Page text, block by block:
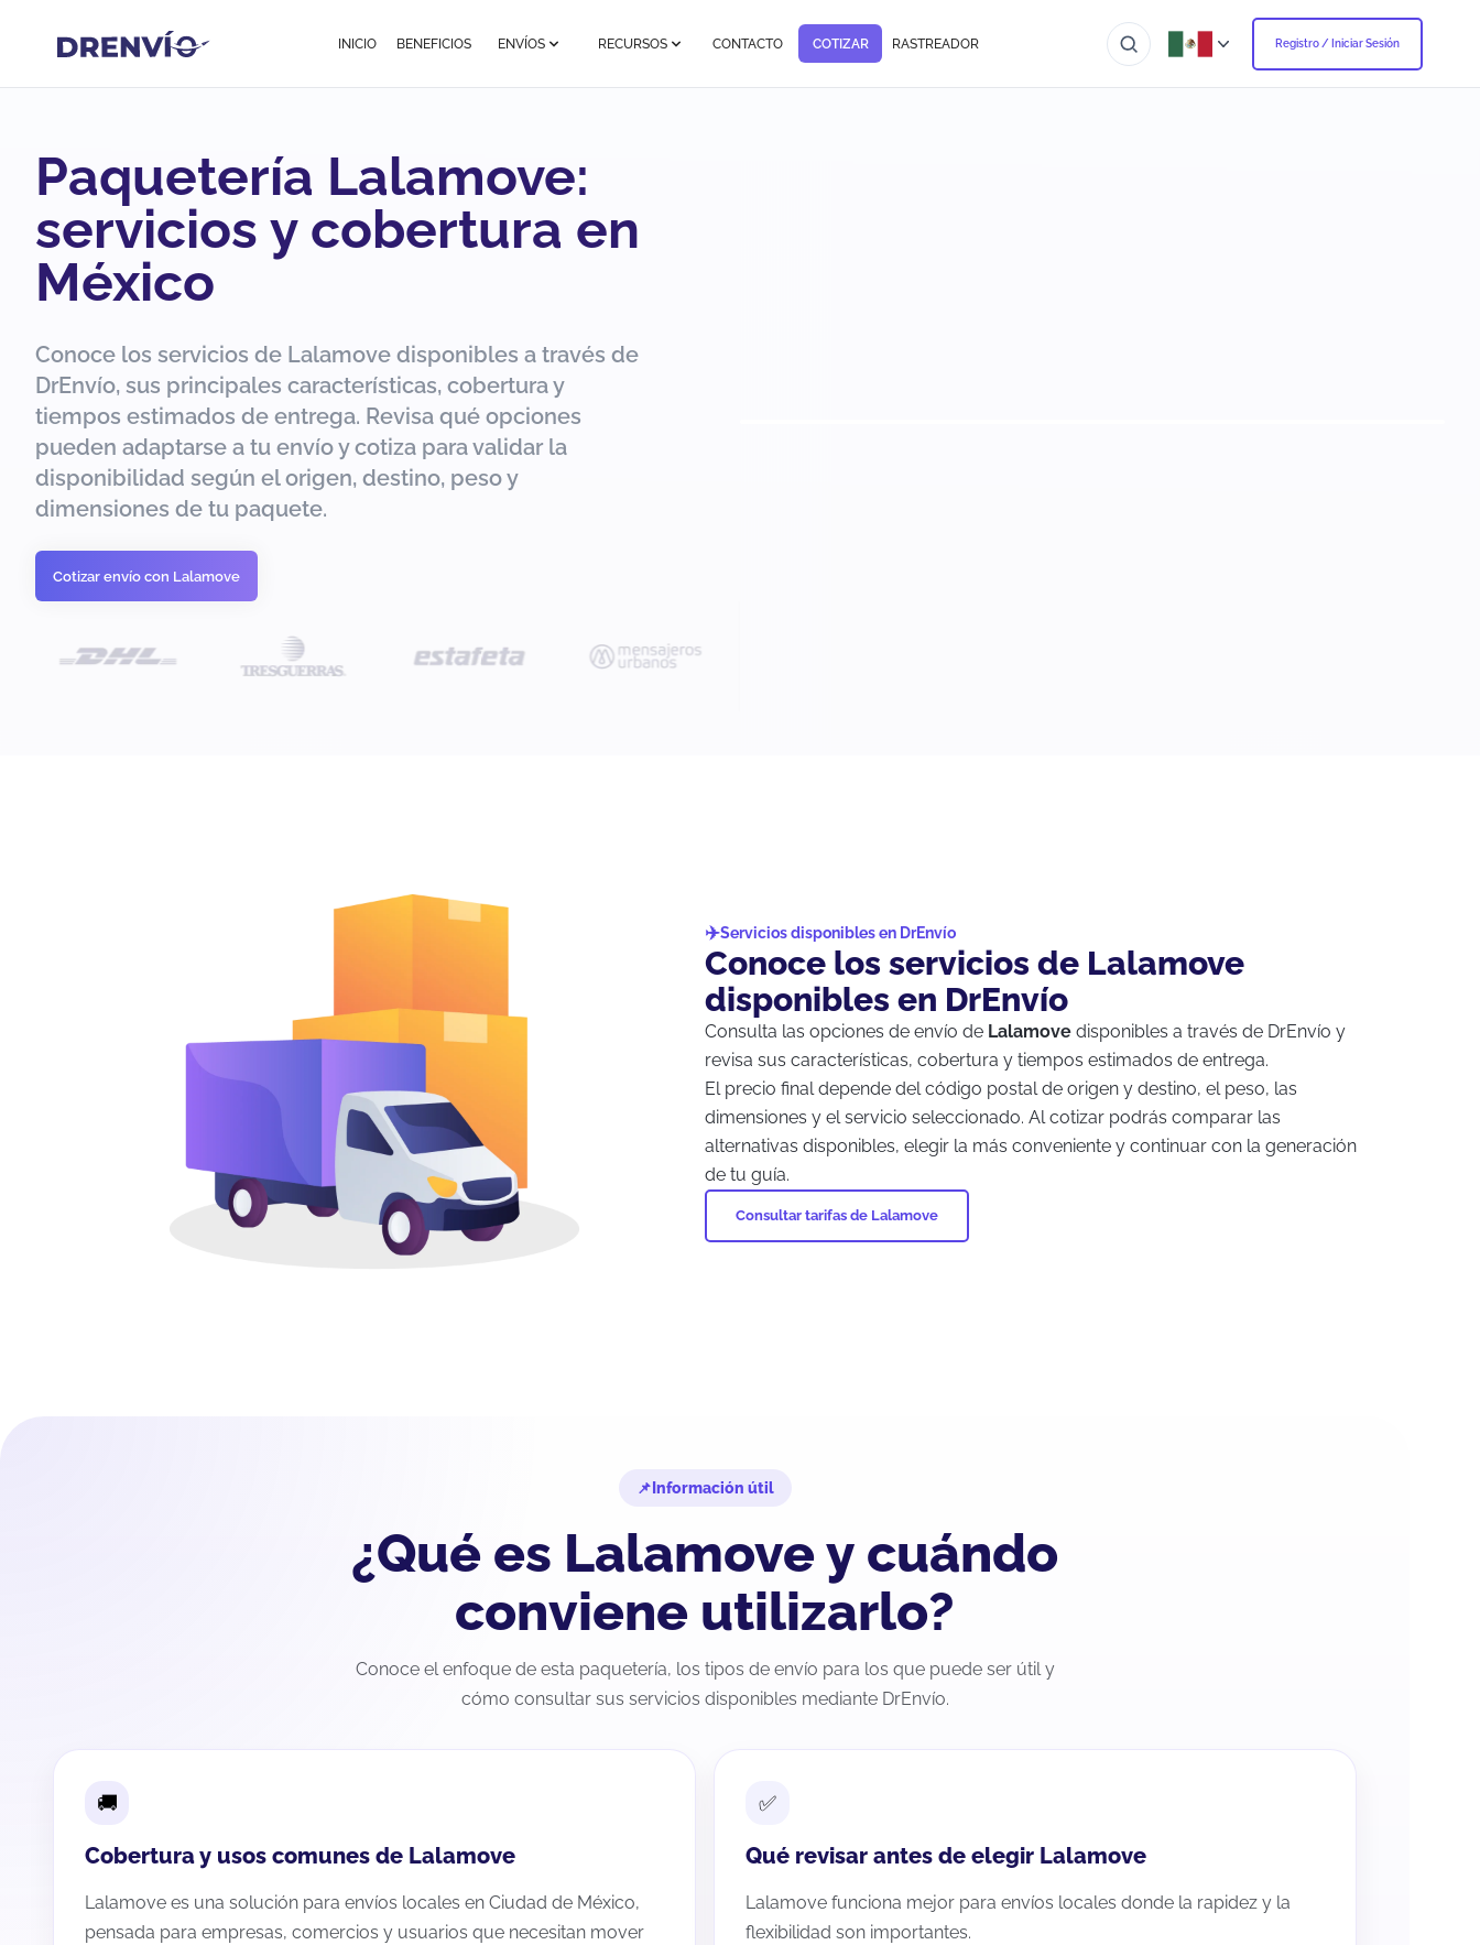
INICIO BENEFICIOS ENVÍOS RECURSOS CONTACTO COTIZAR RASTREADOR Registro / Iniciar Sesión
Paquetería Lalamove:
servicios y cobertura en
México
Conoce los servicios de Lalamove disponibles a través de
DrEnvío, sus principales características, cobertura y
tiempos estimados de entrega. Revisa qué opciones
pueden adaptarse a tu envío y cotiza para validar la
disponibilidad según el origen, destino, peso y
dimensiones de tu paquete.
Cotizar envío con Lalamove
Servicios disponibles en DrEnvío
Conoce los servicios de Lalamove
disponibles en DrEnvío
Consulta las opciones de envío de Lalamove disponibles a través de DrEnvío y
revisa sus características, cobertura y tiempos estimados de entrega.
El precio final depende del código postal de origen y destino, el peso, las
dimensiones y el servicio seleccionado. Al cotizar podrás comparar las
alternativas disponibles, elegir la más conveniente y continuar con la generación
de tu guía.
Consultar tarifas de Lalamove
Información útil
¿Qué es Lalamove y cuándo
conviene utilizarlo?
Conoce el enfoque de esta paquetería, los tipos de envío para los que puede ser útil y
cómo consultar sus servicios disponibles mediante DrEnvío.
Cobertura y usos comunes de Lalamove
Lalamove es una solución para envíos locales en Ciudad de México,
pensada para empresas, comercios y usuarios que necesitan mover
Qué revisar antes de elegir Lalamove
Lalamove funciona mejor para envíos locales donde la rapidez y la
flexibilidad son importantes.